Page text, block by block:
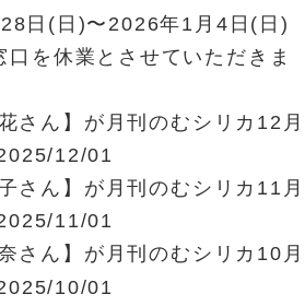
日(日)〜2026年1月4日(日)
を休業とさせていただきま
さん】が月刊のむシリカ12月
12/01
さん】が月刊のむシリカ11月
11/01
さん】が月刊のむシリカ10月
10/01